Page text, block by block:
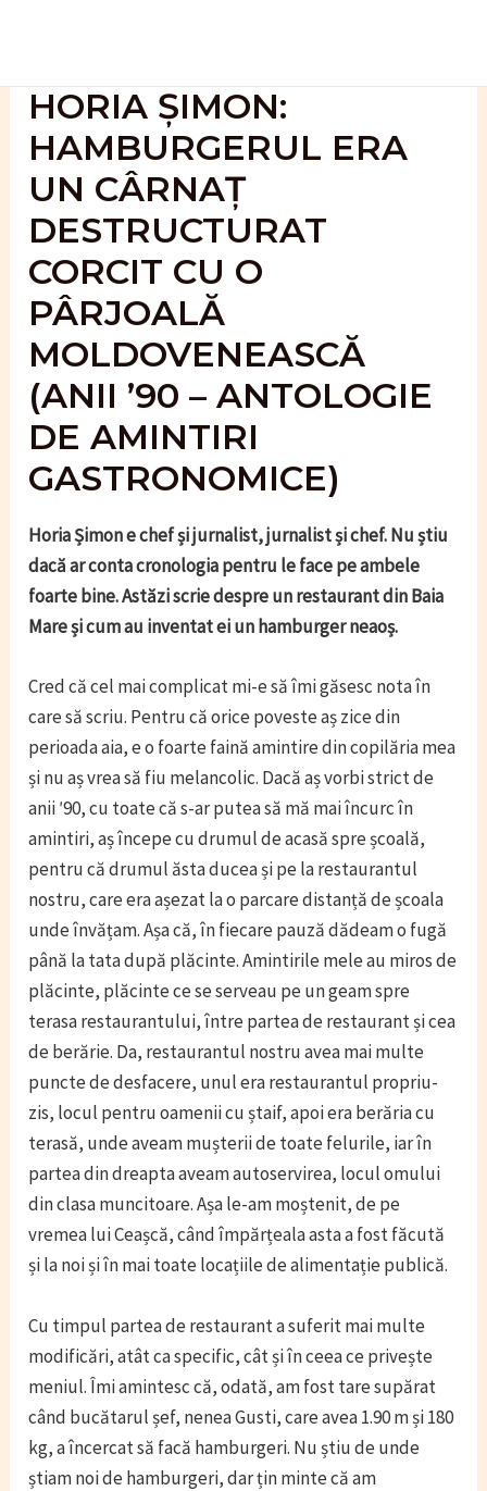
HORIA ȘIMON:
HAMBURGERUL ERA
UN CÂRNAȚ
DESTRUCTURAT
CORCIT CU O
PÂRJOALĂ
MOLDOVENEASCĂ
(ANII ’90 – ANTOLOGIE
DE AMINTIRI
GASTRONOMICE)
Horia Șimon e chef și jurnalist, jurnalist și chef. Nu știu
dacă ar conta cronologia pentru le face pe ambele
foarte bine. Astăzi scrie despre un restaurant din Baia
Mare și cum au inventat ei un hamburger neaoș.
Cred că cel mai complicat mi-e să îmi găsesc nota în
care să scriu. Pentru că orice poveste aș zice din
perioada aia, e o foarte faină amintire din copilăria mea
și nu aș vrea să fiu melancolic. Dacă aș vorbi strict de
anii ʹ90, cu toate că s-ar putea să mă mai încurc în
amintiri, aș începe cu drumul de acasă spre școală,
pentru că drumul ăsta ducea și pe la restaurantul
nostru, care era așezat la o parcare distanță de școala
unde învățam. Așa că, în fiecare pauză dădeam o fugă
până la tata după plăcinte. Amintirile mele au miros de
plăcinte, plăcinte ce se serveau pe un geam spre
terasa restaurantului, între partea de restaurant și cea
de berărie. Da, restaurantul nostru avea mai multe
puncte de desfacere, unul era restaurantul propriu-
zis, locul pentru oamenii cu ștaif, apoi era berăria cu
terasă, unde aveam mușterii de toate felurile, iar în
partea din dreapta aveam autoservirea, locul omului
din clasa muncitoare. Așa le-am moștenit, de pe
vremea lui Ceașcă, când împărțeala asta a fost făcută
și la noi și în mai toate locațiile de alimentație publică.
Cu timpul partea de restaurant a suferit mai multe
modificări, atât ca specific, cât și în ceea ce privește
meniul. Îmi amintesc că, odată, am fost tare supărat
când bucătarul șef, nenea Gusti, care avea 1.90 m și 180
kg, a încercat să facă hamburgeri. Nu știu de unde
știam noi de hamburgeri, dar țin minte că am